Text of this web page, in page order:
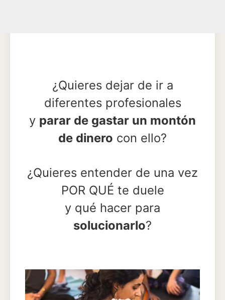
¿Quieres dejar de ir a
diferentes profesionales
y parar de gastar un montón
de dinero con ello?
¿Quieres entender de una vez
POR QUÉ te duele
y qué hacer para
solucionarlo?